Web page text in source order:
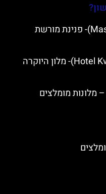
מסקוביצה האן (Maskovica Han)- פנינת מורשת
מלון קוורנר באופטייה (Hotel Kvarner)- מלון היוקרה